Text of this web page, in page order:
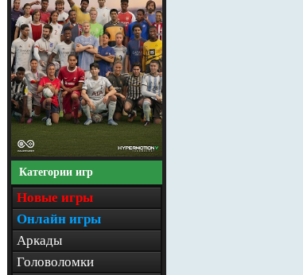
Категории игр
Новые игры
Онлайн игры
Аркады
Головоломки